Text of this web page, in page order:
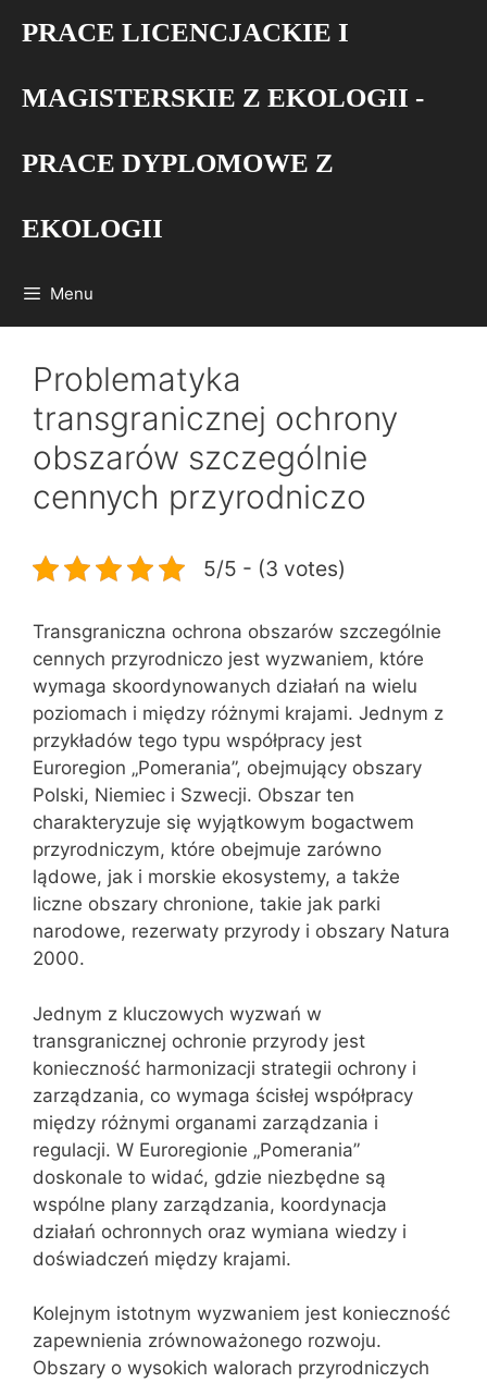
PRACE LICENCJACKIE I
MAGISTERSKIE Z EKOLOGII -
PRACE DYPLOMOWE Z
EKOLOGII
Menu
Problematyka
transgranicznej ochrony
obszarów szczególnie
cennych przyrodniczo
5/5 - (3 votes)
Transgraniczna ochrona obszarów szczególnie
cennych przyrodniczo jest wyzwaniem, które
wymaga skoordynowanych działań na wielu
poziomach i między różnymi krajami. Jednym z
przykładów tego typu współpracy jest
Euroregion „Pomerania”, obejmujący obszary
Polski, Niemiec i Szwecji. Obszar ten
charakteryzuje się wyjątkowym bogactwem
przyrodniczym, które obejmuje zarówno
lądowe, jak i morskie ekosystemy, a także
liczne obszary chronione, takie jak parki
narodowe, rezerwaty przyrody i obszary Natura
2000.
Jednym z kluczowych wyzwań w
transgranicznej ochronie przyrody jest
konieczność harmonizacji strategii ochrony i
zarządzania, co wymaga ścisłej współpracy
między różnymi organami zarządzania i
regulacji. W Euroregionie „Pomerania”
doskonale to widać, gdzie niezbędne są
wspólne plany zarządzania, koordynacja
działań ochronnych oraz wymiana wiedzy i
doświadczeń między krajami.
Kolejnym istotnym wyzwaniem jest konieczność
zapewnienia zrównoważonego rozwoju.
Obszary o wysokich walorach przyrodniczych